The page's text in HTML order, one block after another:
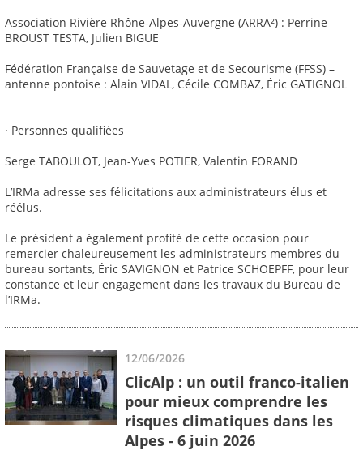
Association Rivière Rhône-Alpes-Auvergne (ARRA²) : Perrine
BROUST TESTA, Julien BIGUE
Fédération Française de Sauvetage et de Secourisme (FFSS) –
antenne pontoise : Alain VIDAL, Cécile COMBAZ, Éric GATIGNOL
· Personnes qualifiées
Serge TABOULOT, Jean-Yves POTIER, Valentin FORAND
L’IRMa adresse ses félicitations aux administrateurs élus et
réélus.
Le président a également profité de cette occasion pour
remercier chaleureusement les administrateurs membres du
bureau sortants, Éric SAVIGNON et Patrice SCHOEPFF, pour leur
constance et leur engagement dans les travaux du Bureau de
l’IRMa.
12/06/2026
ClicAlp : un outil franco-italien
pour mieux comprendre les
risques climatiques dans les
Alpes - 6 juin 2026